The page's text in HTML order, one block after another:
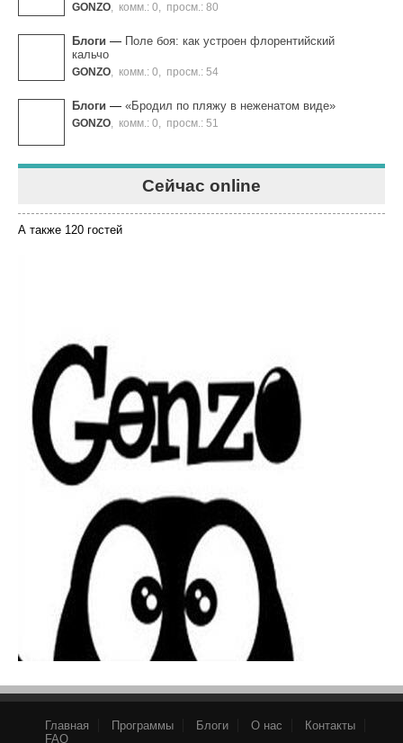
GONZO комм.: 0 просм.: 80
Блоги — Поле боя: как устроен флорентийский
кальчо
GONZO комм.: 0 просм.: 54
Блоги — «Бродил по пляжу в неженатом виде»
GONZO комм.: 0 просм.: 51
Сейчас online
А также 120 гостей
Главная Программы Блоги О нас
Контакты
FAQ